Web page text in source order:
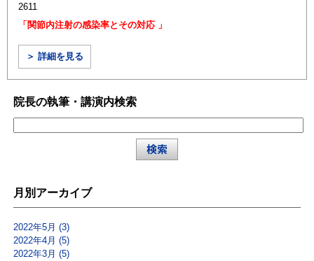
2611
「関節内注射の感染率とその対応 」
＞ 詳細を見る
院長の執筆・講演内検索
月別アーカイブ
2022年5月 (3)
2022年4月 (5)
2022年3月 (5)